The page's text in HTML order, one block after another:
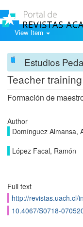
View Item
Estudios
Teacher
Formación de
Author
Domínguez Almansa,
López Facal, Ramón
Full text
http://revistas.uach.cl/
10.4067/S0718-